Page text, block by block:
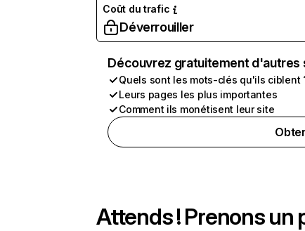
Coût du trafic
Déverrouiller
Découvrez gratuitement
Quels sont les mots-clés qu'ils ciblent
Leurs pages les plus importantes
Comment ils monétisent leur site
Attends ! Prenons un